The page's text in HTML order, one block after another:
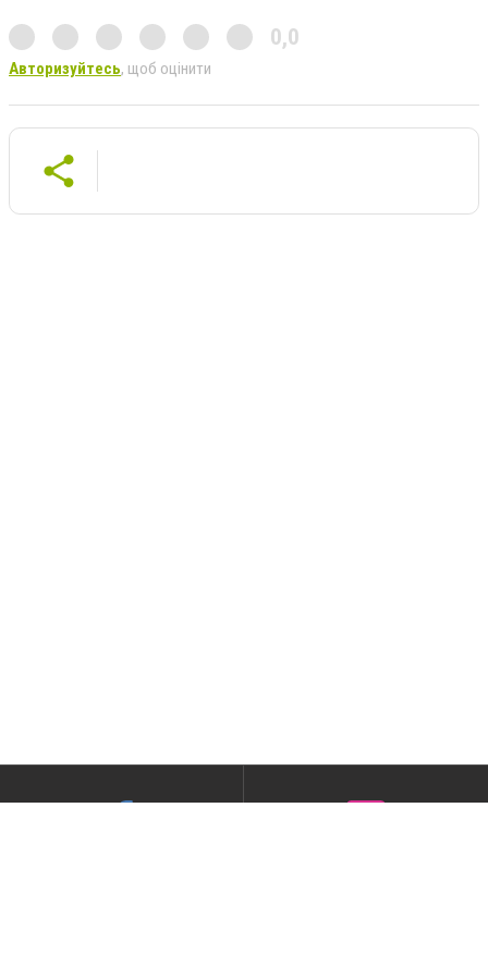
0,0
Авторизуйтесь, щоб оцінити